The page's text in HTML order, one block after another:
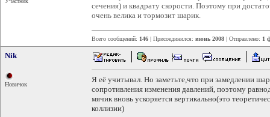
сечения) и квадрату скорости. Поэтому при
очень велика и тормозит шарик.
Всего сообщений: 146 | Присоединился: июнь 2008 | Отправлено: 1
Nik
Новичок
Я её учитывал. Но заметьте,что при замедлении
сопротивления изменения давлений, поэтому
мячик вновь ускоряется вертикально(это
коллизии)